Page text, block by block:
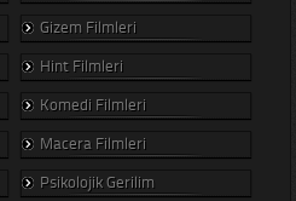
Gizem Filmleri
Hint Filmleri
Komedi Filmleri
Macera Filmleri
Psikolojik Gerilim